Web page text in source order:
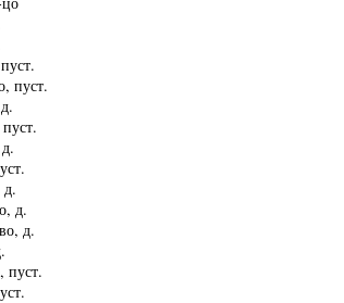
пуст.
д.
д.
пуст.